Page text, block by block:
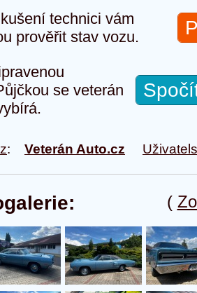
technici vám
prověřit stav vozu.
se veterán
: Veterán Auto.cz
(